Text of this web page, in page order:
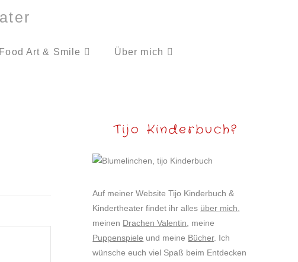
Food Art & Smile Über mich
Tijo Kinderbuch?
Auf meiner Website Tijo Kinderbuch &
Kindertheater findet ihr alles über mich
meinen Drachen Valentin , meine
Puppenspiele und meine Bücher. Ich
wünsche euch viel Spaß beim Entdecken